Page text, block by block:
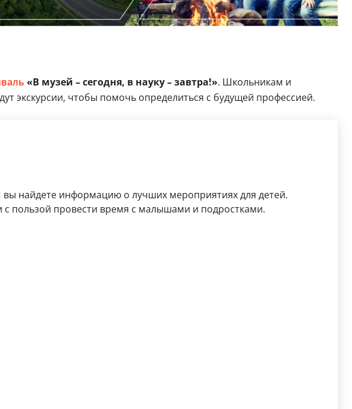
«В музей – сегодня, в науку – завтра!». Школьникам и
экскурсии, чтобы помочь определиться с будущей профессией.
найдете информацию о лучших мероприятиях для детей.
с пользой провести время с малышами и подростками.